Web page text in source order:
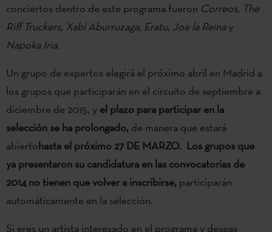
conciertos dentro de este programa fueron Correos, The
Riff Truckers, Xabi Aburruzaga, Eratu, Joe la Reinay
Napoka Iria.
Un grupo de expertos elegirá el próximo abril en Madrid a
los grupos que participarán en el circuito de septiembre a
diciembre de 2015, y el plazo para participar en la
selección se ha prolongado, de manera que estará
abiertohasta el próximo 27 DE MARZO. Los grupos que
ya presentaron su candidatura en las convocatorias de
2014 no tienen que volver a inscribirse, participarán
automáticamente en la selección.
Si eres un artista interesado en el programa y deseas